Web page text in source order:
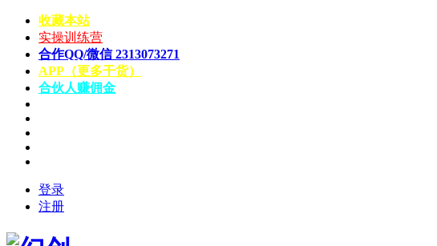
收藏本站
实操训练营
合作QQ/微信 2313073271
APP（更多干货）
合伙人赚佣金
登录
注册